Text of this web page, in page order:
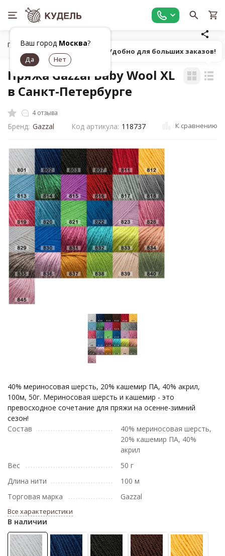
Ваш город Москва?
Главная Все для вязания
Пряжа Gazzal Baby Wool XL
в Санкт-Петербурге
4 отзыва
Бренд: Gazzal Код артикула: 118737 К сравнению
40% мериносовая шерсть, 20% кашемир ПА, 40% акрил,
100м, 50г. Мериносовая шерсть и кашемир - это
превосходное сочетание для пряжи на осенне-зимний
сезон!
Состав
40% мериносовая шерсть,
20% кашемир ПА, 40%
акрил
Вес
50 г
Длина нити
100 м
Торговая марка
Gazzal
Все характеристики
В наличии
Попробуй! Удобно для больших заказов!